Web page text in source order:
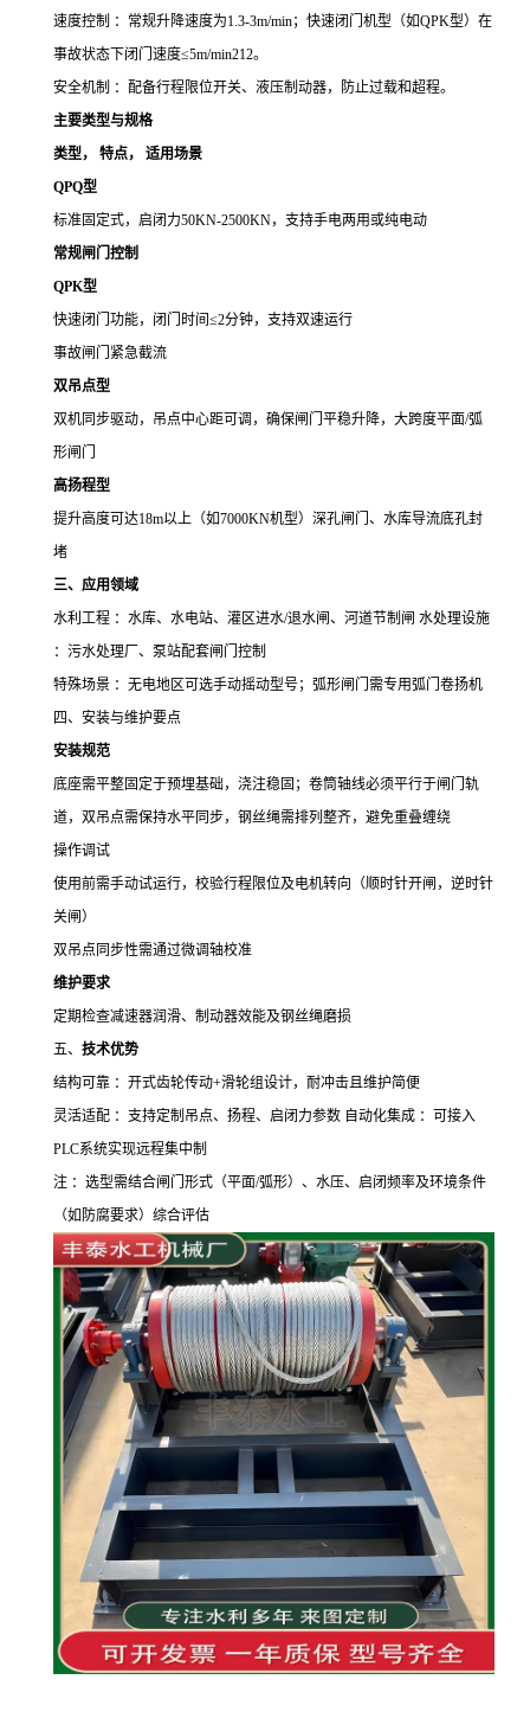
速度控制 ：常规升降速度为1.3-3m/min；快速闭门机型（如QPK型）在
事故状态下闭门速度≤5m/min212。
安全机制 ：配备行程限位开关、液压制动器，防止过载和超程。
主要类型与规格
类型， 特点，
适用场景
QPQ型
标准固定式，启闭力50KN-2500KN，支持手电两用或纯电动
常规闸门控制
QPK型
快速闭门功能，闭门时间 ≤2分钟，支持双速运行
事故闸门紧急截流
双吊点型
双机同步驱动，吊点中心距可调，确保闸门平稳升降， 大跨度平面/弧
形闸门
高扬程型
提升高度可达18m以上（如7000KN机型）深孔闸门、水库导流底孔封
堵
三、应用领域
水利工程 ：水库、水电站、灌区进水/退水闸、河道节制闸 水处理设施
：污水处理厂、泵站配套闸门控制
特殊场景 ：无电地区可选手动摇动型号；弧形闸门需专用弧门卷扬机
四、安装与维护要点
安装规范
底座需平整固定于预埋基础，浇注稳固；卷筒轴线必须平行于闸门轨
道，双吊点需保持水平同步，钢丝绳需排列整齐，避免重叠缠绕
操作调试
使用前需手动试运行，校验行程限位及电机转向（顺时针开闸，逆时针
关闸）
双吊点同步性需通过微调轴校准
维护要求
定期检查减速器润滑、制动器效能及钢丝绳磨损
五、 技术优势
结构可靠 ：开式齿轮传动+滑轮组设计，耐冲击且维护简便
灵活适配 ：支持定制吊点、扬程、启闭力参数 自动化集成 ：可接入
PLC系统实现远程集中制
注 ：选型需结合闸门形式（平面/弧形）、水压、启闭频率及环境条件
（如防腐要求）综合评估